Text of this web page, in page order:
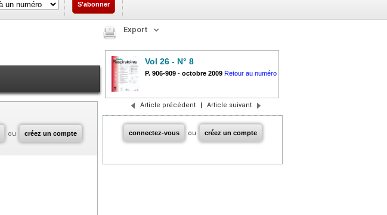
S'abonner
ou créez un compte
Export
Vol 26 - N° 8
P. 906-909 - octobre 2009 Retour au numéro
Article précédent | Article suivant
connectez-vous ou créez un compte